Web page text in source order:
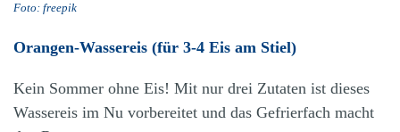
Foto: freepik
Orangen-Wassereis (für 3-4 Eis am Stiel)
Kein Sommer ohne Eis! Mit nur drei Zutaten ist dieses
Wassereis im Nu vorbereitet und das Gefrierfach macht